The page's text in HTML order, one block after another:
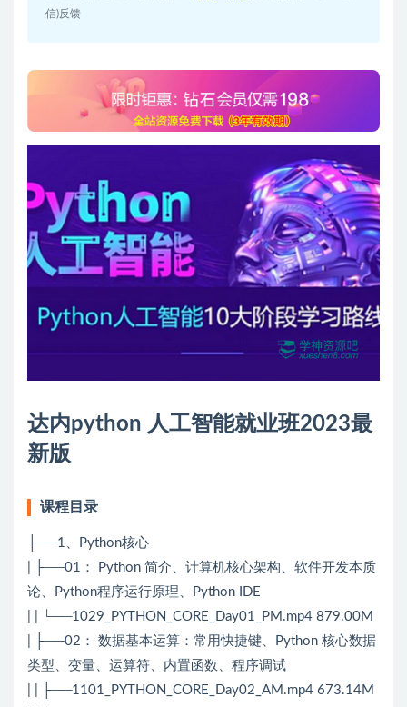
信)反馈
达内python 人工智能就业班2023最
新版
课程目录
├──1、Python核心
| ├──01： Python 简介、计算机核心架构、软件开发本质
论、Python程序运行原理、Python IDE
| | └──1029_PYTHON_CORE_Day01_PM.mp4 879.00M
| ├──02： 数据基本运算：常用快捷键、Python 核心数据
类型、变量、运算符、内置函数、程序调试
| | ├──1101_PYTHON_CORE_Day02_AM.mp4 673.14M